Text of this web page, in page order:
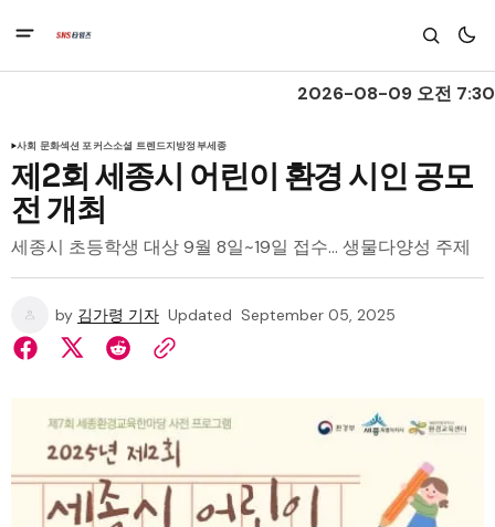
2026-08-09 오전 7:30
사회 문화섹션 포커스소셜 트렌드지방정부세종
제2회 세종시 어린이 환경 시인 공모
전 개최
세종시 초등학생 대상 9월 8일~19일 접수… 생물다양성 주제
by 김가령 기자 Updated September 05, 2025